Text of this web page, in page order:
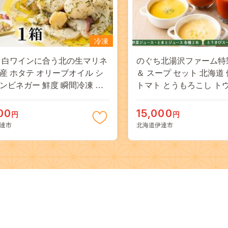
冷凍
ワインに合う北の生マリネ
ホタテ オリーブオイル シ
ビネガー 鮮度 瞬間冷凍 柔
円
市
のぐち北湯沢ファーム特
＆ スープ セット 北海道
トマト とうもろこし ト
15,000 円
北海道伊達市